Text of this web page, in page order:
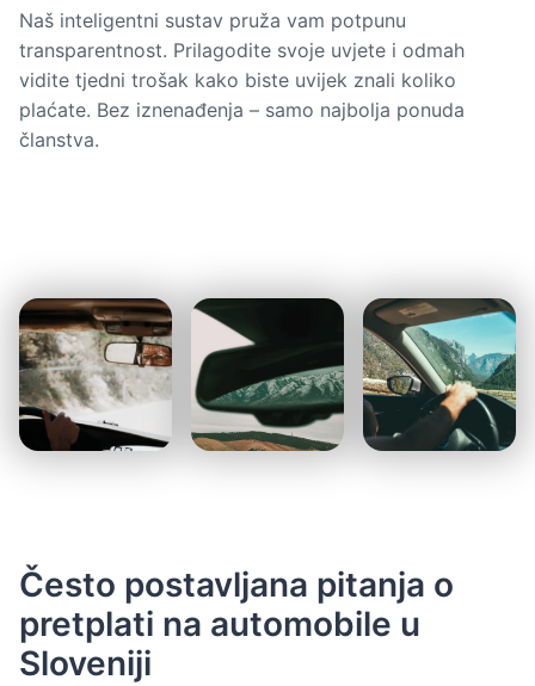
Naš inteligentni sustav pruža vam potpunu
transparentnost. Prilagodite svoje uvjete i odmah
vidite tjedni trošak kako biste uvijek znali koliko
plaćate. Bez iznenađenja – samo najbolja ponuda
članstva.
Često postavljana pitanja o
pretplati na automobile u
Sloveniji